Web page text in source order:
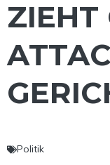
ZIEHT
Politik